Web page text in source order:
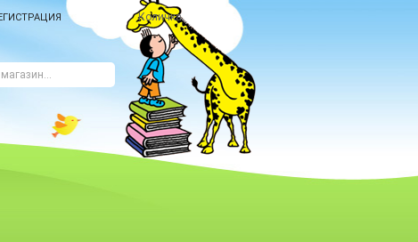
Количка